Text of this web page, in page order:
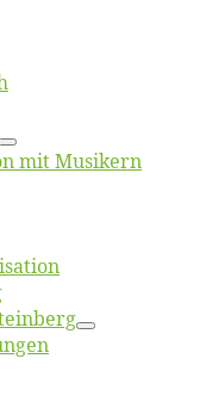
mit Musikern